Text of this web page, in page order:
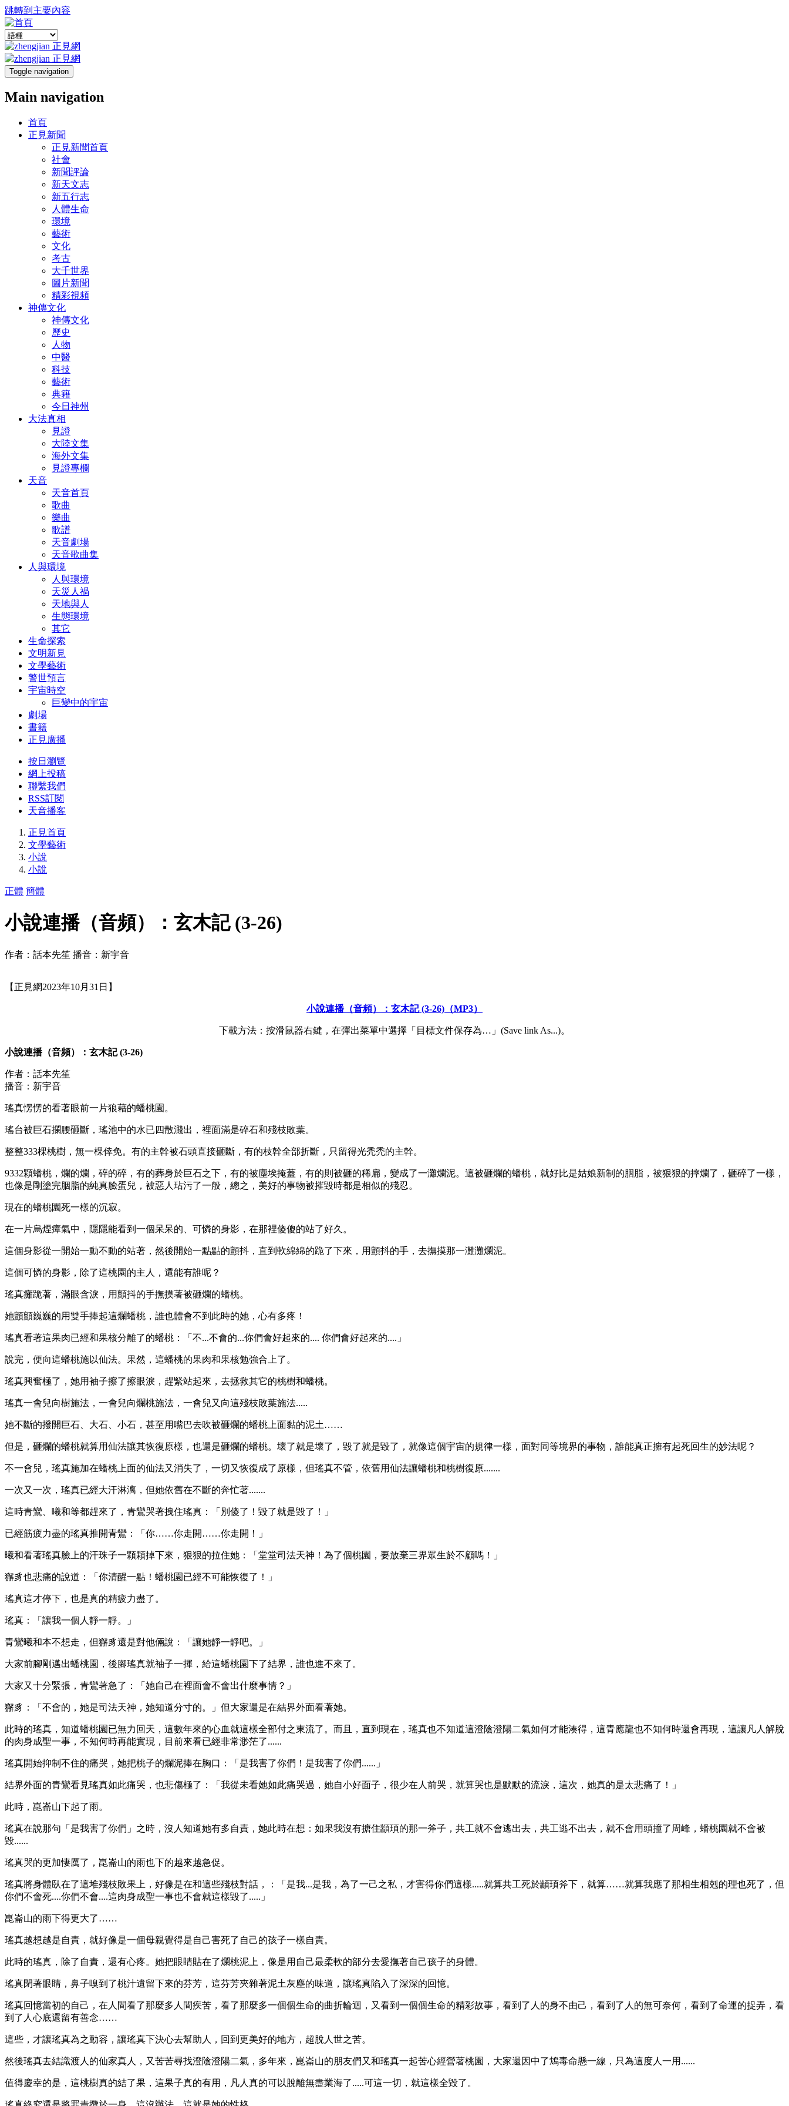
跳轉到主要內容
Toggle navigation
Main navigation
首頁
正見新聞
正見新聞首頁
社會
新聞評論
新天文志
新五行志
人體生命
環境
藝術
文化
考古
大千世界
圖片新聞
精彩視頻
神傳文化
神傳文化
歷史
人物
中醫
科技
藝術
典籍
今日神州
大法真相
見證
大陸文集
海外文集
見證專欄
天音
天音首頁
歌曲
樂曲
歌譜
天音劇場
天音歌曲集
人與環境
人與環境
天災人禍
天地與人
生態環境
其它
生命探索
文明新見
文學藝術
警世預言
宇宙時空
巨變中的宇宙
劇場
書籍
正見廣播
按日瀏覽
網上投稿
聯繫我們
RSS訂閱
天音播客
正見首頁
文學藝術
小說
小說
正體 簡體
小說連播（音頻）：玄木記 (3-26)
作者：話本先笙 播音：新宇音
【正見網2023年10月31日】
小說連播（音頻）：玄木記 (3-26)（MP3）
下載方法：按滑鼠器右鍵，在彈出菜單中選擇「目標文件保存為…」(Save link As...)。
小說連播（音頻）：玄木記 (3-26)
作者：話本先笙
播音：新宇音
瑤真愣愣的看著眼前一片狼藉的蟠桃園。
瑤台被巨石攔腰砸斷，瑤池中的水已四散濺出，裡面滿是碎石和殘枝敗葉。
整整333棵桃樹，無一棵倖免。有的主幹被石頭直接砸斷，有的枝幹全部折斷，只留得光禿禿的主幹。
9332顆蟠桃，爛的爛，碎的碎，有的葬身於巨石之下，有的被塵埃掩蓋，有的則被砸的稀扁，變成了一灘爛泥。這被砸爛的蟠桃，就好比是姑娘新制的胭脂，被狠狠的摔爛了，砸碎了一樣，
也像是剛塗完胭脂的純真臉蛋兒，被惡人玷污了一般，總之，美好的事物被摧毀時都是相似的殘忍。
現在的蟠桃園死一樣的沉寂。
在一片烏煙瘴氣中，隱隱能看到一個呆呆的、可憐的身影，在那裡傻傻的站了好久。
這個身影從一開始一動不動的站著，然後開始一點點的顫抖，直到軟綿綿的跪了下來，用顫抖的手，去撫摸那一灘灘爛泥。
這個可憐的身影，除了這桃園的主人，還能有誰呢？
瑤真癱跪著，滿眼含淚，用顫抖的手撫摸著被砸爛的蟠桃。
她顫顫巍巍的用雙手捧起這爛蟠桃，誰也體會不到此時的她，心有多疼！
瑤真看著這果肉已經和果核分離了的蟠桃：「不...不會的...你們會好起來的.... 你們會好起來的....」
說完，便向這蟠桃施以仙法。果然，這蟠桃的果肉和果核勉強合上了。
瑤真興奮極了，她用袖子擦了擦眼淚，趕緊站起來，去拯救其它的桃樹和蟠桃。
瑤真一會兒向樹施法，一會兒向爛桃施法，一會兒又向這殘枝敗葉施法.....
她不斷的撥開巨石、大石、小石，甚至用嘴巴去吹被砸爛的蟠桃上面黏的泥土……
但是，砸爛的蟠桃就算用仙法讓其恢復原樣，也還是砸爛的蟠桃。壞了就是壞了，毀了就是毀了，就像這個宇宙的規律一樣，面對同等境界的事物，誰能真正擁有起死回生的妙法呢？
不一會兒，瑤真施加在蟠桃上面的仙法又消失了，一切又恢復成了原樣，但瑤真不管，依舊用仙法讓蟠桃和桃樹復原.......
一次又一次，瑤真已經大汗淋漓，但她依舊在不斷的奔忙著.......
這時青鸞、曦和等都趕來了，青鸞哭著拽住瑤真：「別傻了！毀了就是毀了！」
已經筋疲力盡的瑤真推開青鸞：「你……你走開……你走開！」
曦和看著瑤真臉上的汗珠子一顆顆掉下來，狠狠的拉住她：「堂堂司法天神！為了個桃園，要放棄三界眾生於不顧嗎！」
獬豸也悲痛的說道：「你清醒一點！蟠桃園已經不可能恢復了！」
瑤真這才停下，也是真的精疲力盡了。
瑤真：「讓我一個人靜一靜。」
青鸞曦和本不想走，但獬豸還是對他倆說：「讓她靜一靜吧。」
大家前腳剛邁出蟠桃園，後腳瑤真就袖子一揮，給這蟠桃園下了結界，誰也進不來了。
大家又十分緊張，青鸞著急了：「她自己在裡面會不會出什麼事情？」
獬豸：「不會的，她是司法天神，她知道分寸的。」但大家還是在結界外面看著她。
此時的瑤真，知道蟠桃園已無力回天，這數年來的心血就這樣全部付之東流了。而且，直到現在，瑤真也不知道這澄陰澄陽二氣如何才能湊得，這青應龍也不知何時還會再現，這讓凡人解脫
的肉身成聖一事，不知何時再能實現，目前來看已經非常渺茫了......
瑤真開始抑制不住的痛哭，她把桃子的爛泥捧在胸口：「是我害了你們！是我害了你們......」
結界外面的青鸞看見瑤真如此痛哭，也悲傷極了：「我從未看她如此痛哭過，她自小好面子，很少在人前哭，就算哭也是默默的流淚，這次，她真的是太悲痛了！」
此時，崑崙山下起了雨。
瑤真在說那句「是我害了你們」之時，沒人知道她有多自責，她此時在想：如果我沒有搪住顓頊的那一斧子，共工就不會逃出去，共工逃不出去，就不會用頭撞了周峰，蟠桃園就不會被
毀......
瑤真哭的更加悽厲了，崑崙山的雨也下的越來越急促。
瑤真將身體臥在了這堆殘枝敗果上，好像是在和這些殘枝對話，：「是我...是我，為了一己之私，才害得你們這樣.....就算共工死於顓頊斧下，就算……就算我應了那相生相剋的理也死了，但
你們不會死....你們不會....這肉身成聖一事也不會就這樣毀了.....」
崑崙山的雨下得更大了……
瑤真越想越是自責，就好像是一個母親覺得是自己害死了自己的孩子一樣自責。
此時的瑤真，除了自責，還有心疼。她把眼睛貼在了爛桃泥上，像是用自己最柔軟的部分去愛撫著自己孩子的身體。
瑤真閉著眼睛，鼻子嗅到了桃汁遺留下來的芬芳，這芬芳夾雜著泥土灰塵的味道，讓瑤真陷入了深深的回憶。
瑤真回憶當初的自己，在人間看了那麼多人間疾苦，看了那麼多一個個生命的曲折輪迴，又看到一個個生命的精彩故事，看到了人的身不由己，看到了人的無可奈何，看到了命運的捉弄，看
到了人心底還留有善念……
這些，才讓瑤真為之動容，讓瑤真下決心去幫助人，回到更美好的地方，超脫人世之苦。
然後瑤真去結識渡人的仙家真人，又苦苦尋找澄陰澄陽二氣，多年來，崑崙山的朋友們又和瑤真一起苦心經營著桃園，大家還因中了鴆毒命懸一線，只為這度人一用......
值得慶幸的是，這桃樹真的結了果，這果子真的有用，凡人真的可以脫離無盡業海了.....可這一切，就這樣全毀了。